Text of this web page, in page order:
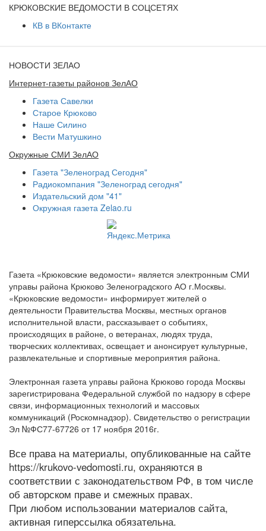
КРЮКОВСКИЕ ВЕДОМОСТИ В СОЦСЕТЯХ
КВ в ВКонтакте
НОВОСТИ ЗЕЛАО
Интернет-газеты районов ЗелАО
Газета Савелки
Старое Крюково
Наше Силино
Вести Матушкино
Окружные СМИ ЗелАО
Газета "Зеленоград Сегодня"
Радиокомпания "Зеленоград сегодня"
Издательский дом "41"
Окружная газета Zelao.ru
Газета «Крюковские ведомости» является электронным СМИ
управы района Крюково Зеленоградского АО г.Москвы.
«Крюковские ведомости» информирует жителей о
деятельности Правительства Москвы, местных органов
исполнительной власти, рассказывает о событиях,
происходящих в районе, о ветеранах, людях труда,
творческих коллективах, освещает и анонсирует культурные,
развлекательные и спортивные мероприятия района.
Электронная газета управы района Крюково города Москвы
зарегистрирована Федеральной службой по надзору в сфере
связи, информационных технологий и массовых
коммуникаций (Роскомнадзор). Свидетельство о регистрации
Эл №ФС77-67726 от 17 ноября 2016г.
Все права на материалы, опубликованные на сайте
https://krukovo-vedomosti.ru, охраняются в
соответствии с законодательством РФ, в том числе
об авторском праве и смежных правах.
При любом использовании материалов сайта,
активная гиперссылка обязательна.